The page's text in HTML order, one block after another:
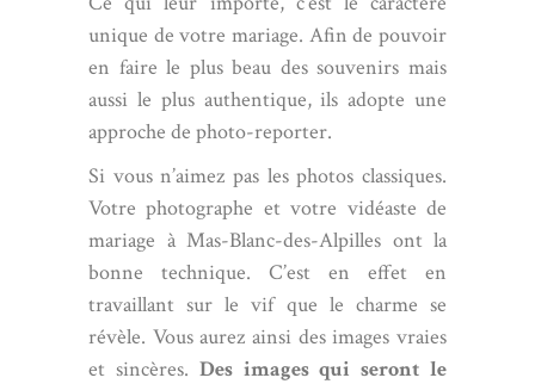
unique de votre mariage. Afin de pouvoir
en faire le plus beau des souvenirs mais
aussi le plus authentique, ils adopte une
approche de photo-reporter.
Si vous n’aimez pas les photos classiques.
Votre photographe et votre vidéaste de
mariage à Mas-Blanc-des-Alpilles ont la
bonne technique. C’est en effet en
travaillant sur le vif que le charme se
révèle. Vous aurez ainsi des images vraies
et sincères. Des images qui seront le